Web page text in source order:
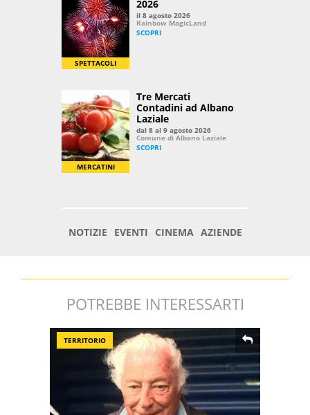
POTREBBE INTERESSARTI
TERRITORIO